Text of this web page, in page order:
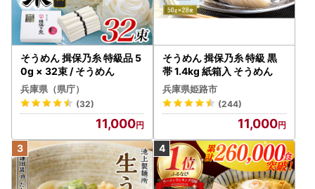
そうめん 揖保乃糸 特級品 5
0g × 32束 / そうめん
兵庫県（県庁）
(32)
11,000
そうめん 揖保乃糸 特級 黒
帯 1.4kg 紙箱入 そうめん
兵庫県姫路市
(244)
11,000